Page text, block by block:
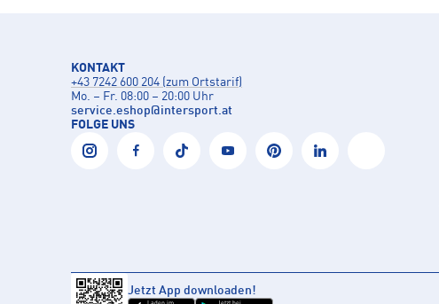
KONTAKT
+43 7242 600 204 (zum Ortstarif)
Mo. – Fr. 08:00 – 20:00 Uhr
service.eshop@intersport.at
FOLGE UNS
Jetzt App downloaden!